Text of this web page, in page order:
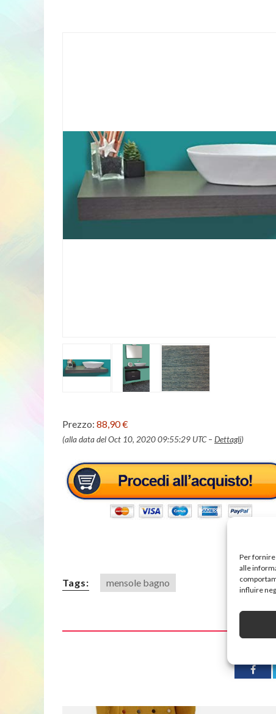
Per
alle
influire
Prezzo: 88,90 €
(alla data del Oct 10, 2020 09:55:29 UTC – Dettagli)
Tags: mensole bagno